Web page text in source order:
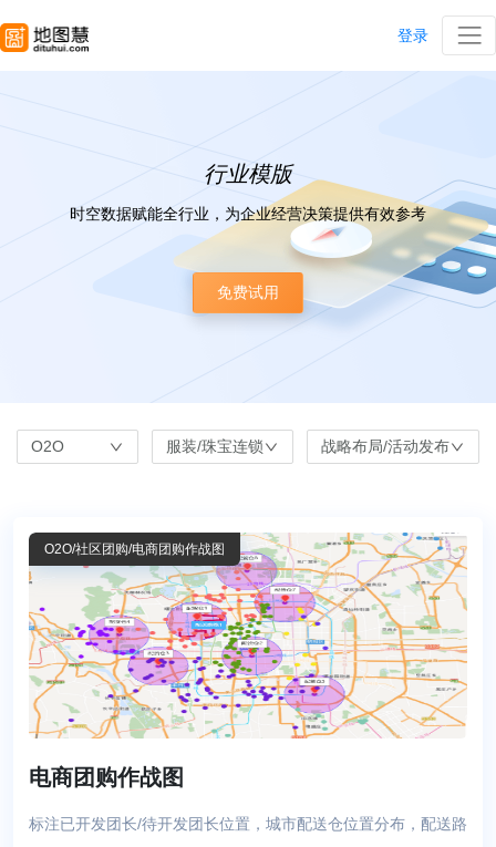
登录
行业模版
时空数据赋能全行业，为企业经营决策提供有效参考
免费试用
O2O 服装/珠宝连锁 战略布局/活动发布
O2O/社区团购/电商团购作战图
电商团购作战图
标注已开发团长/待开发团长位置，城市配送仓位置分布，配送路